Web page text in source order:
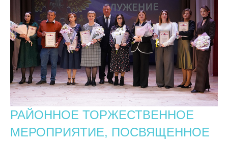
РАЙОННОЕ ТОРЖЕСТВЕННОЕ
МЕРОПРИЯТИЕ, ПОСВЯЩЕННОЕ